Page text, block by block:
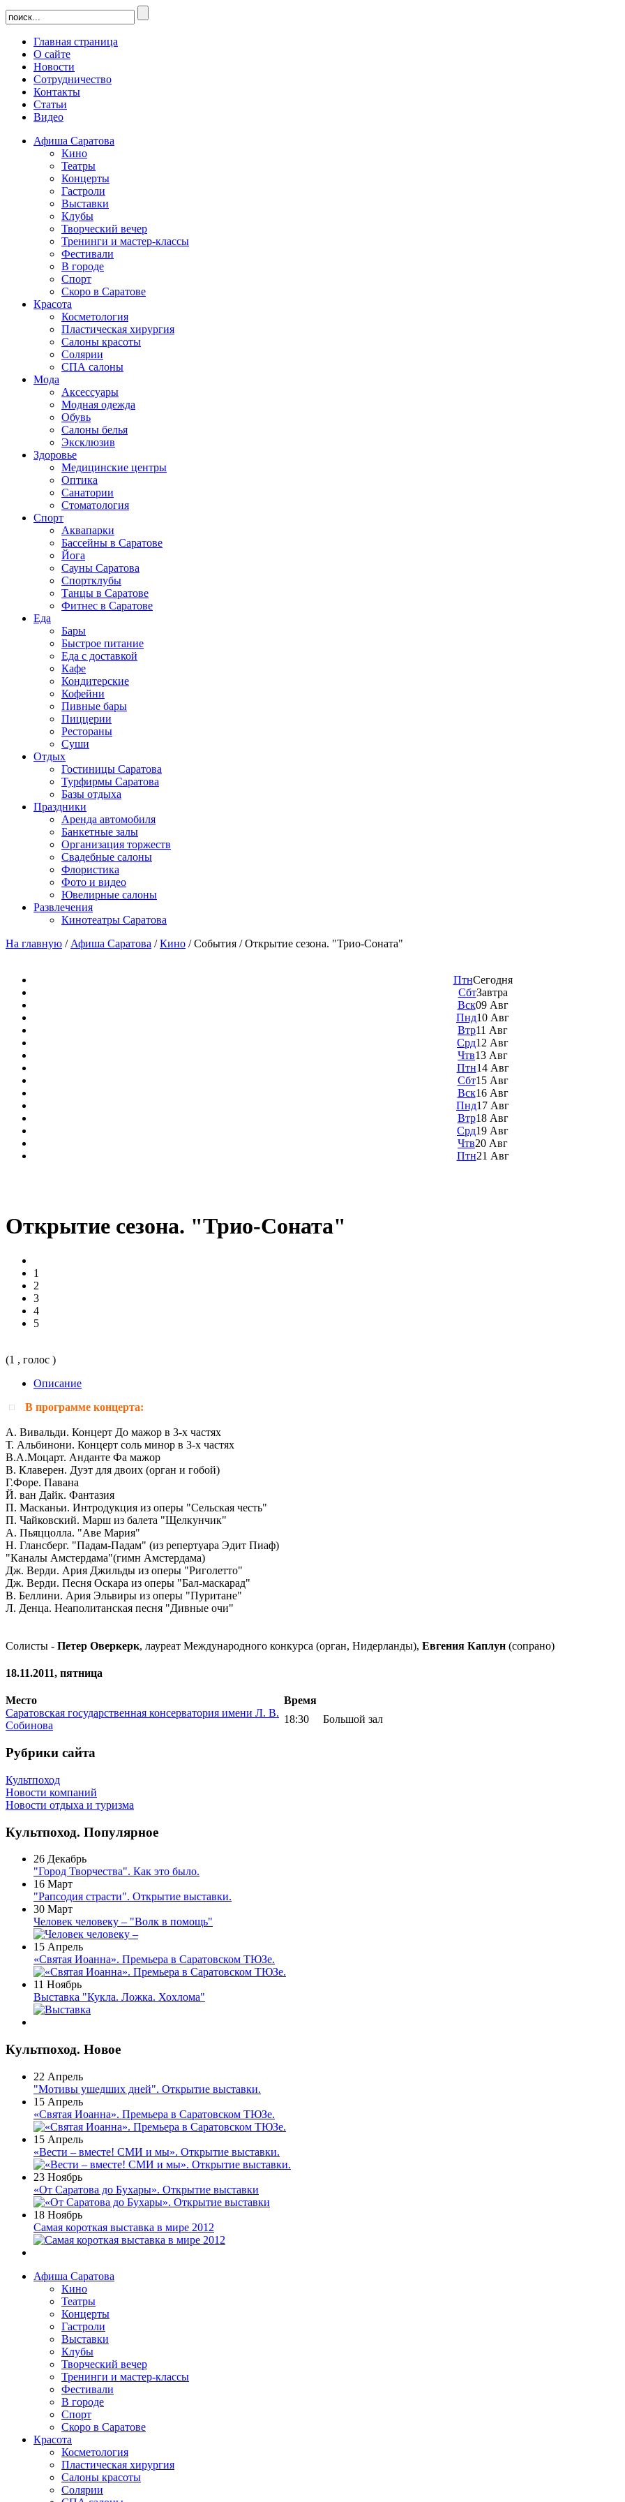
Главная страница
О сайте
Новости
Сотрудничество
Контакты
Статьи
Видео
Афиша Саратова
Кино
Театры
Концерты
Гастроли
Выставки
Клубы
Творческий вечер
Тренинги и мастер-классы
Фестивали
В городе
Спорт
Скоро в Саратове
Красота
Косметология
Пластическая хирургия
Салоны красоты
Солярии
СПА салоны
Мода
Аксессуары
Модная одежда
Обувь
Салоны белья
Эксклюзив
Здоровье
Медицинские центры
Оптика
Санатории
Стоматология
Спорт
Аквапарки
Бассейны в Саратове
Йога
Сауны Саратова
Спортклубы
Танцы в Саратове
Фитнес в Саратове
Еда
Бары
Быстрое питание
Еда с доставкой
Кафе
Кондитерские
Кофейни
Пивные бары
Пиццерии
Рестораны
Суши
Отдых
Гостиницы Саратова
Турфирмы Саратова
Базы отдыха
Праздники
Аренда автомобиля
Банкетные залы
Организация торжеств
Свадебные салоны
Флористика
Фото и видео
Ювелирные салоны
Развлечения
Кинотеатры Саратова
На главную / Афиша Саратова /Кино /События /Открытие сезона. "Трио-Соната"
ПтнСегодня
СбтЗавтра
Вск09 Авг
Пнд10 Авг
Втр11 Авг
Срд12 Авг
Чтв13 Авг
Птн14 Авг
Сбт15 Авг
Вск16 Авг
Пнд17 Авг
Втр18 Авг
Срд19 Авг
Чтв20 Авг
Птн21 Авг
Открытие сезона. "Трио-Соната"
1
2
3
4
5
(1 , голос )
Описание
В программе концерта:
А. Вивальди. Концерт До мажор в 3-х частях
Т. Альбинони. Концерт соль минор в 3-х частях
В.А.Моцарт. Анданте Фа мажор
В. Клаверен. Дуэт для двоих (орган и гобой)
Г.Форе. Павана
Й. ван Дайк. Фантазия
П. Масканьи. Интродукция из оперы "Сельская честь"
П. Чайковский. Марш из балета "Щелкунчик"
А. Пьяццолла. "Аве Мария"
Н. Глансберг. "Падам-Падам" (из репертуара Эдит Пиаф)
"Каналы Амстердама"(гимн Амстердама)
Дж. Верди. Ария Джильды из оперы "Риголетто"
Дж. Верди. Песня Оскара из оперы "Бал-маскарад"
В. Беллини. Ария Эльвиры из оперы "Пуритане"
Л. Денца. Неаполитанская песня "Дивные очи"
Солисты - Петер Оверкерк, лауреат Международного конкурса (орган, Нидерланды), Евгения Каплун (сопрано)
18.11.2011, пятница
Место
Время
Саратовская государственная консерватория имени Л. В.
Собинова
18:30 Большой зал
Рубрики сайта
Культпоход
Новости компаний
Новости отдыха и туризма
Культпоход. Популярное
26 Декабрь
"Город Творчества". Как это было.
16 Март
"Рапсодия страсти". Открытие выставки.
30 Март
Человек человеку – "Волк в помощь"
15 Апрель
«Святая Иоанна». Премьера в Саратовском ТЮЗе.
11 Ноябрь
Выставка "Кукла. Ложка. Хохлома"
Культпоход. Новое
22 Апрель
"Мотивы ушедших дней". Открытие выставки.
15 Апрель
«Святая Иоанна». Премьера в Саратовском ТЮЗе.
15 Апрель
«Вести – вместе! СМИ и мы». Открытие выставки.
23 Ноябрь
«От Саратова до Бухары». Открытие выставки
18 Ноябрь
Самая короткая выставка в мире 2012
Афиша Саратова
Кино
Театры
Концерты
Гастроли
Выставки
Клубы
Творческий вечер
Тренинги и мастер-классы
Фестивали
В городе
Спорт
Скоро в Саратове
Красота
Косметология
Пластическая хирургия
Салоны красоты
Солярии